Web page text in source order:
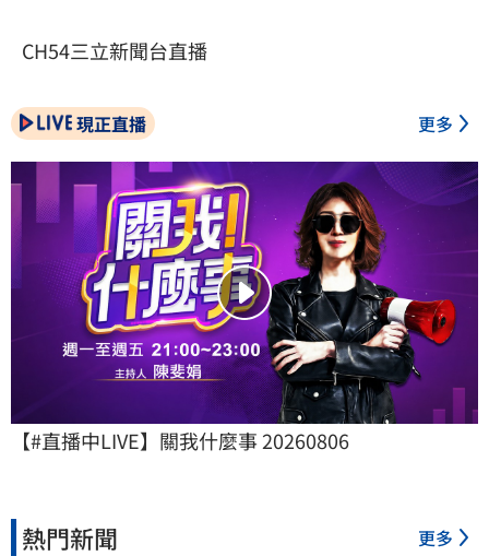
CH54三立新聞台直播
現正直播 更多
【#直播中LIVE】關我什麼事 20260806
熱門新聞 更多